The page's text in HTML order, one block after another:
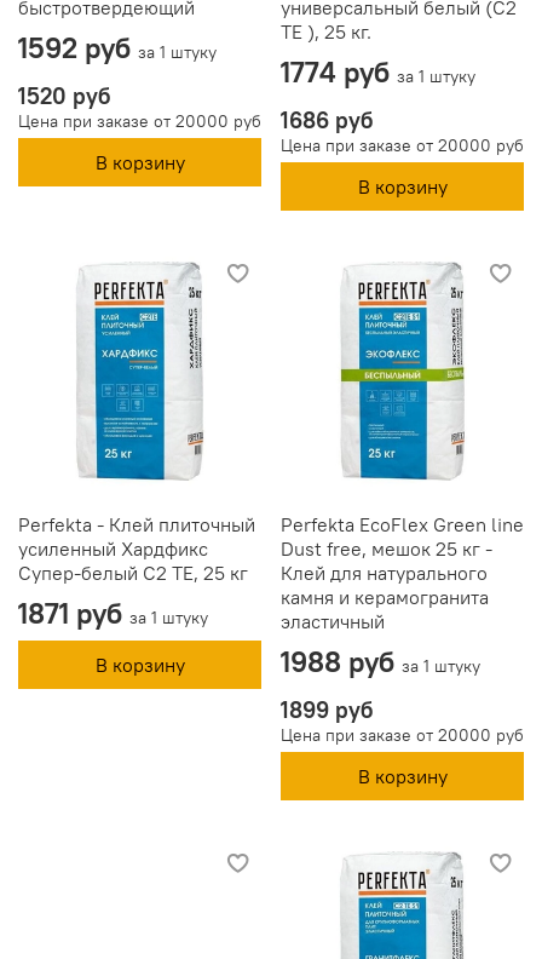
быстротвердеющий
1592 руб за 1 штуку
1520 руб
Цена при заказе от 20000 руб
В корзину
универсальный белый (С2
ТЕ ), 25 кг.
1774 руб за 1 штуку
1686 руб
Цена при заказе от 20000 руб
В корзину
Perfekta - Клей плиточный
усиленный Хардфикс
Супер-белый C2 ТЕ, 25 кг
1871 руб за 1 штуку
В корзину
Perfekta EcoFlex Green line
Dust free, мешок 25 кг -
Клей для натурального
камня и керамогранита
эластичный
1988 руб за 1 штуку
1899 руб
Цена при заказе от 20000 руб
В корзину